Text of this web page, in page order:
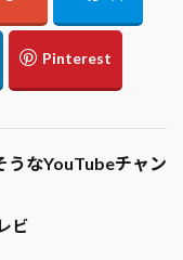
うなYouTubeチャン
ビ